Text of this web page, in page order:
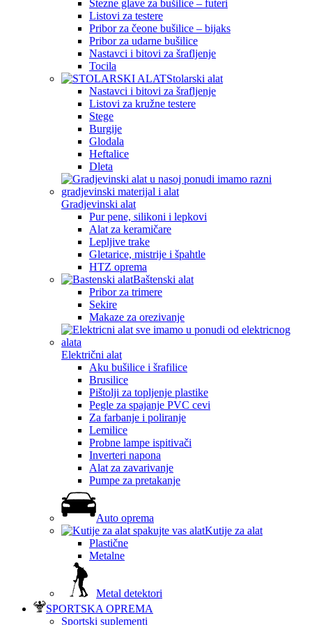
Stezne glave za bušilice – futeri
Listovi za testere
Pribor za čeone bušilice – bijaks
Pribor za udarne bušilice
Nastavci i bitovi za šrafljenje
Tocila
Stolarski alat
Nastavci i bitovi za šrafljenje
Listovi za kružne testere
Stege
Burgije
Glodala
Heftalice
Dleta
Gradjevinski alat
Pur pene, silikoni i lepkovi
Alat za keramičare
Lepljive trake
Gletarice, mistrije i špahtle
HTZ oprema
Baštenski alat
Pribor za trimere
Sekire
Makaze za orezivanje
Električni alat
Aku bušilice i šrafilice
Brusilice
Pištolji za topljenje plastike
Pegle za spajanje PVC cevi
Za farbanje i poliranje
Lemilice
Probne lampe ispitivači
Inverteri napona
Alat za zavarivanje
Pumpe za pretakanje
Auto oprema
Kutije za alat
Plastične
Metalne
Metal detektori
SPORTSKA OPREMA
Sportski suplementi